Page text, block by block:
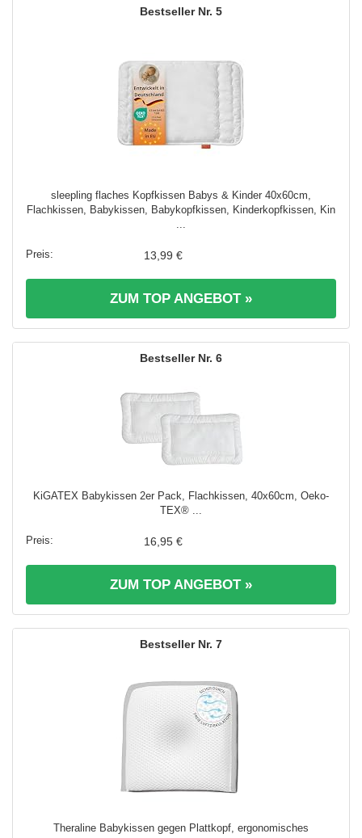
5
sleepling flaches Kopfkissen Babys & Kinder 40x60cm,
Flachkissen, Babykissen, Babykopfkissen, Kinderkopfkissen, Kin
13,99 €
ZUM TOP ANGEBOT »
6
KiGATEX Babykissen 2er Pack, Flachkissen, 40x60cm, Oeko-
TEX® ...
16,95 €
ZUM TOP ANGEBOT »
7
Theraline Babykissen gegen Plattkopf, ergonomisches